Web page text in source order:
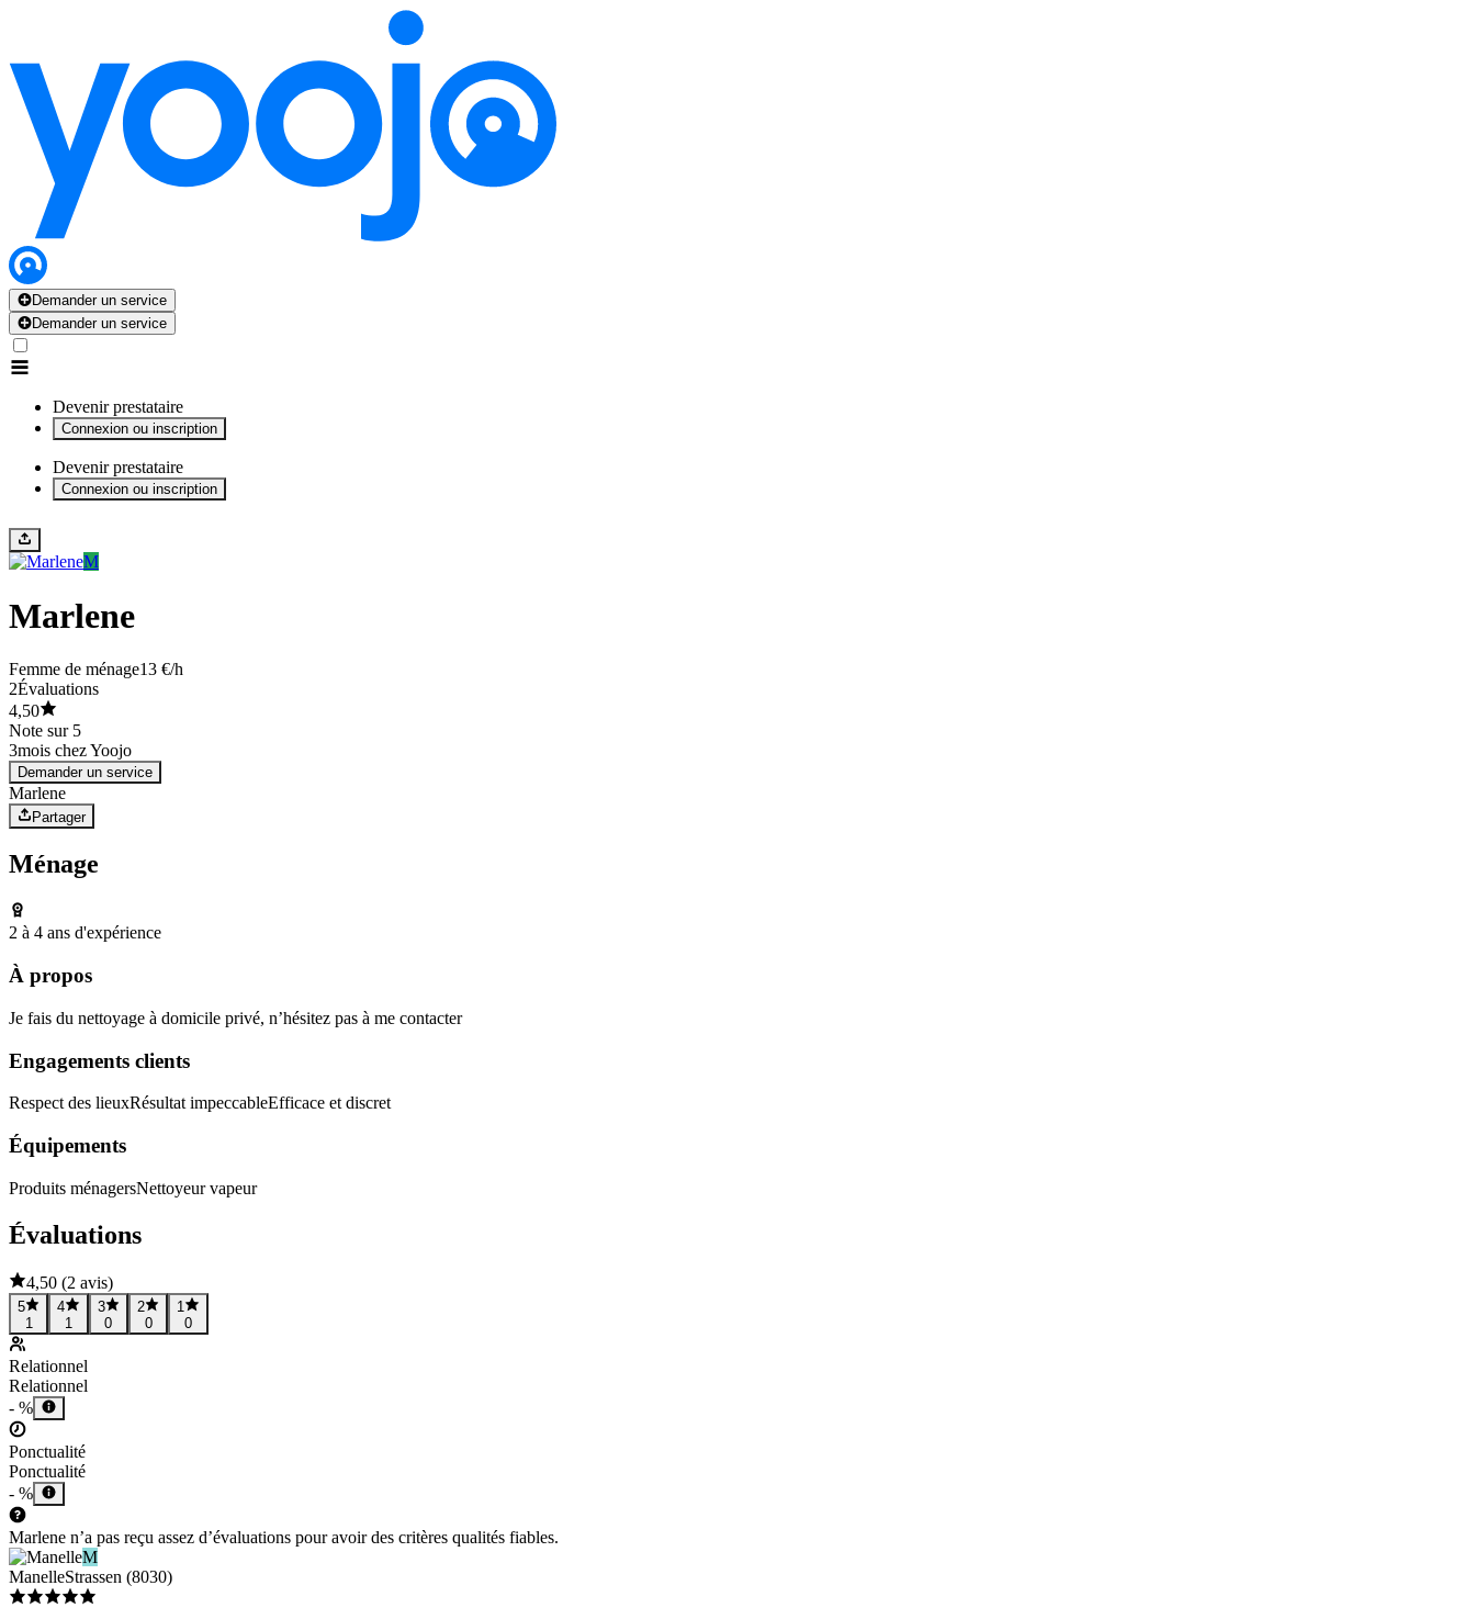
Demander un service
Demander un service
Devenir prestataire
Connexion ou inscription
Devenir prestataire
Connexion ou inscription
M
Marlene
Femme de ménage13 €/h
2Évaluations
4,50
Note sur 5
3mois chez Yoojo
Demander un service
Marlene
Partager
Ménage
2 à 4 ans d'expérience
À propos
Je fais du nettoyage à domicile privé, n’hésitez pas à me contacter
Engagements clients
Respect des lieuxRésultat impeccableEfficace et discret
Équipements
Produits ménagersNettoyeur vapeur
Évaluations
4,50 (2 avis)
5
1
4
1
3
0
2
0
1
0
Relationnel
Relationnel
- %
Ponctualité
Ponctualité
- %
Marlene n’a pas reçu assez d’évaluations pour avoir des critères qualités fiables.
M
ManelleStrassen (8030)